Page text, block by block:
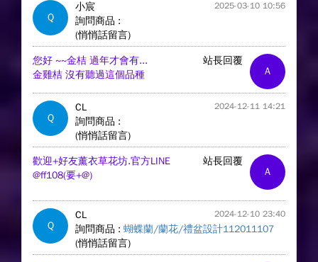
Q
小宸 2025-03-10 10:56
詢問商品 :
(悄悄話留言)
A
站長回覆
您好 ~~金桔 過年才會有...
金雞桔 沒有聽過這個品種
Q
CL 2024-12-11 14:21
詢問商品 :
(悄悄話留言)
A
站長回覆
歡迎+好友薰衣草花坊.官方LINE
@ff108(要+@)
Q
CL 2024-12-10 23:40
詢問商品 : 蝴蝶蘭/蘭花/禮盆設計112011107
(悄悄話留言)